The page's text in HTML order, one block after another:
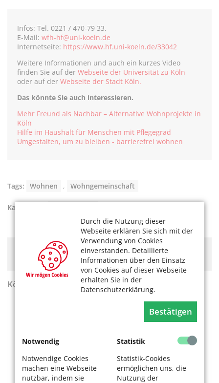
Durch die Nutzung dieser
Webseite erklären Sie sich mit der
Verwendung von Cookies
einverstanden. Detaillierte
Informationen über den Einsatz
von Cookies auf dieser Webseite
erhalten Sie in der
Datenschutzerklärung.
Bestätigen
Notwendig
Notwendige Cookies
machen eine Webseite
nutzbar, indem sie
Statistik
Statistik-Cookies
ermöglichen uns, die
Nutzung der
Infos: Tel. 0221 / 470-79 33,
E-Mail: wfh-hf@uni-koeln.de
Internetseite: https://www.hf.uni-koeln.de/33042
Weitere Informationen und auch ein kurzes Video
finden Sie auf der Webseite der Universität zu Köln
oder auf der Webseite der Stadt Köln.
Das könnte Sie auch interessieren.
Mehr Freund als Nachbar – Alternative Wohnprojekte in
Köln
Hilfe im Haushalt für Menschen mit Pflegegrad
Umgestalten, um zu bleiben - barrierefrei wohnen
Tags: Wohnen , Wohngemeinschaft
Kategorien:
Hier könnte Werbung stehen, mit der wir uns
finanzieren. Bitte akzeptieren Sie dieCookie-Meldung
KölnerLeben Sommer 2026